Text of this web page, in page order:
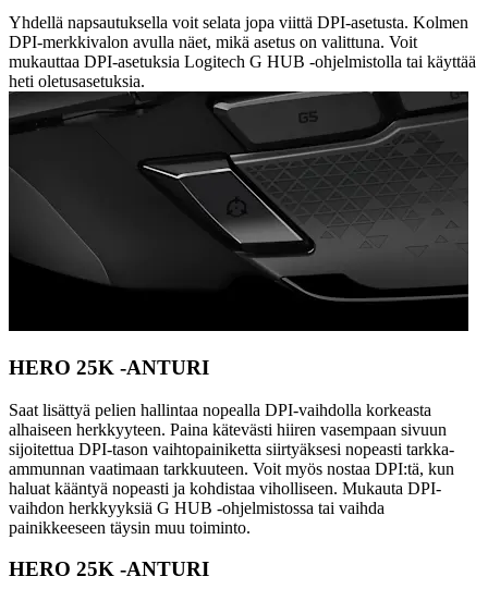
Yhdellä napsautuksella voit selata jopa viittä DPI-asetusta. Kolmen
DPI-merkkivalon avulla näet, mikä asetus on valittuna. Voit
mukauttaa DPI-asetuksia Logitech G HUB -ohjelmistolla tai käyttää
heti oletusasetuksia.
HERO 25K -ANTURI
Saat lisättyä pelien hallintaa nopealla DPI-vaihdolla korkeasta
alhaiseen herkkyyteen. Paina kätevästi hiiren vasempaan sivuun
sijoitettua DPI-tason vaihtopainiketta siirtyäksesi nopeasti tarkka-
ammunnan vaatimaan tarkkuuteen. Voit myös nostaa DPI:tä, kun
haluat kääntyä nopeasti ja kohdistaa viholliseen. Mukauta DPI-
vaihdon herkkyyksiä G HUB -ohjelmistossa tai vaihda
painikkeeseen täysin muu toiminto.
HERO 25K -ANTURI